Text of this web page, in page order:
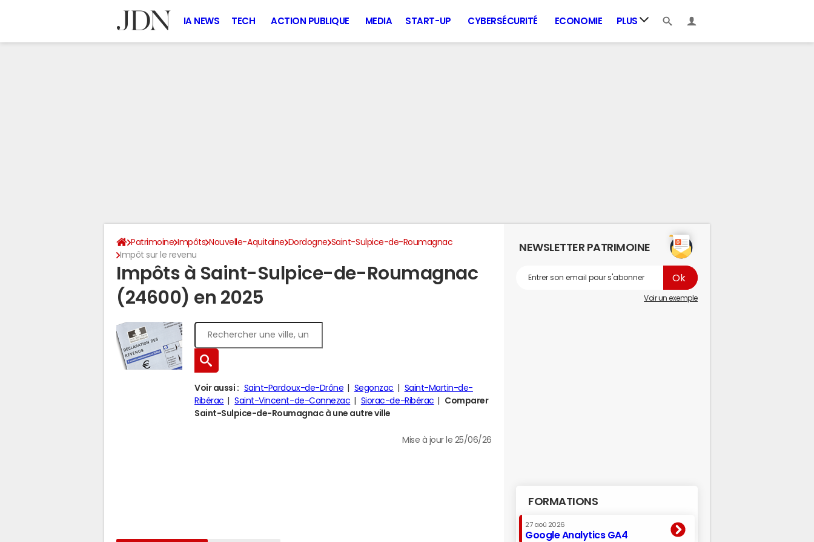
IA NEWS TECH ACTION PUBLIQUE MEDIA START-UP CYBERSÉCURITÉ ECONOMIE PLUS
Patrimoine Impôts Nouvelle-Aquitaine Dordogne Saint-Sulpice-de-Roumagnac
Impôt sur le revenu
Impôts à Saint-Sulpice-de-Roumagnac
(24600) en 2025
Voir aussi : Saint-Pardoux-de-Drône Segonzac
Saint-Martin-de-
Ribérac
Saint-Vincent-de-Connezac Siorac-de-Ribérac
Comparer
Saint-Sulpice-de-Roumagnac à une autre ville
Mise à jour le 25/06/26
NEWSLETTER PATRIMOINE
Voir un exemple
FORMATIONS
27 aoû 2026
Google Analytics GA4